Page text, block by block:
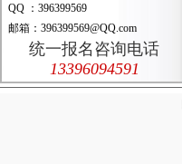
QQ ：396399569
邮箱：396399569@QQ.com
统一报名咨询电话
13396094591